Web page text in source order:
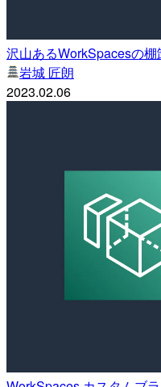
沢山あるWorkSpacesの
岩城 匠朗
2023.02.06